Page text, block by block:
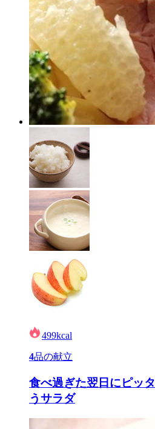
499kcal
4品の献立
食べ過ぎた翌日にピッ
うサラダ